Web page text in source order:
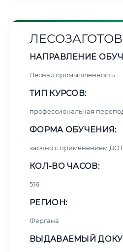
НАПРАВЛЕНИЕ
Лесная промышленность
ТИП КУРСОВ:
профессиональная
ФОРМА ОБУЧЕНИЯ:
заочно с применением ДОТ
КОЛ-ВО ЧАСОВ:
516
РЕГИОН:
Фергана
ВЫДАВАЕМЫЙ